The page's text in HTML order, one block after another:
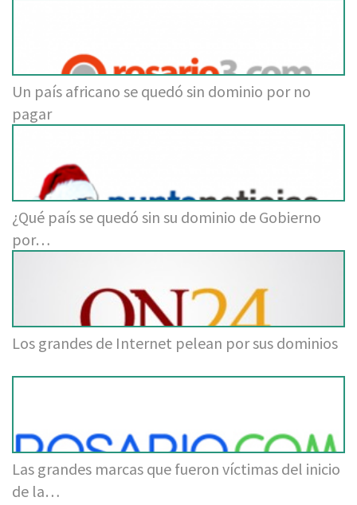
Un país africano se quedó sin dominio por no
pagar
¿Qué país se quedó sin su dominio de Gobierno
por…
Los grandes de Internet pelean por sus dominios
Las grandes marcas que fueron víctimas del inicio
de la…